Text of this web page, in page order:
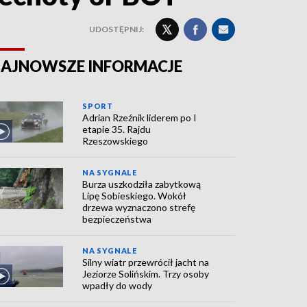
UDOSTĘPNIJ:
INFORMACJE
SPORT
Adrian Rzeźnik liderem po I
etapie 35. Rajdu
Rzeszowskiego
NA SYGNALE
Burza uszkodziła zabytkową
Lipę Sobieskiego. Wokół
drzewa wyznaczono strefę
bezpieczeństwa
NA SYGNALE
Silny wiatr przewrócił jacht na
Jeziorze Solińskim. Trzy osoby
wpadły do wody